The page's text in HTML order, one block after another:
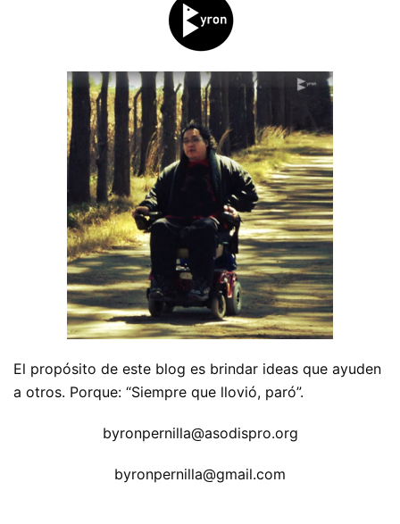
El propósito de este blog es brindar ideas que ayuden
a otros. Porque: “Siempre que llovió, paró”.
byronpernilla@asodispro.org
byronpernilla@gmail.com